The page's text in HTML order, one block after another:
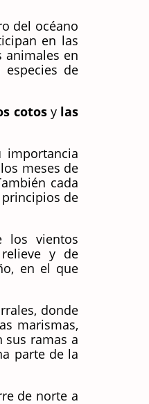
del océano
en las
animales en
de
cotosy las
meses de
cada
de
los vientos
y de
en el que
donde
marismas,
sus ramas a
parte de la
de norte a